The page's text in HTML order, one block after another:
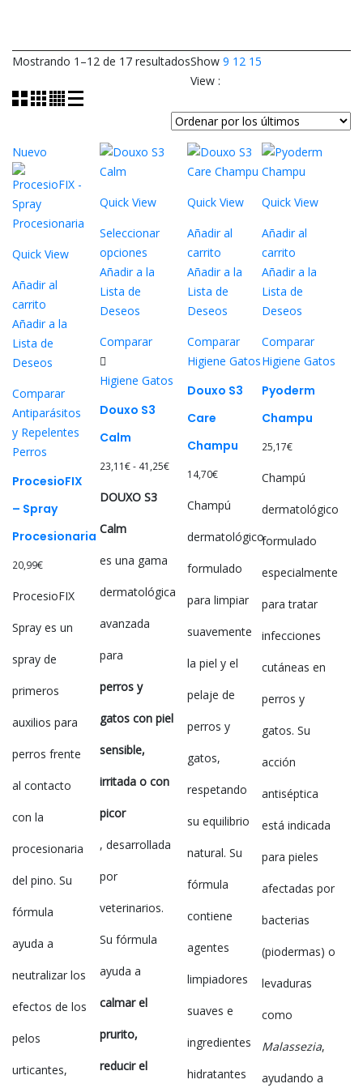
Mostrando 1–12 de 17 resultadosOrdenado
por
últimos
Show 9 12 15
View :
Nuevo
Quick View
Añadir al
carrito
Añadir a la
Lista de
Deseos
Comparar
Antiparásitos
y Repelentes
Perros
ProcesioFIX
– Spray
Procesionaria
20,99€
ProcesioFIX
Spray es un
spray de
primeros
auxilios para
perros frente
al contacto
con la
procesionaria
del pino. Su
fórmula
ayuda a
neutralizar los
efectos de los
pelos
urticantes,
Quick View
Seleccionar
opciones
Este
producto
tiene
variantes.
Las
opciones
se
elegir
en
página
de
Añadir a la
Lista de
Deseos
Comparar
Higiene Gatos
Douxo S3
Calm
23,11€- 41,25€Rango
precios:
23,11€
hasta
DOUXO S3
Calm
es una gama
dermatológica
avanzada
para
perros y
gatos con piel
sensible,
irritada o con
picor
, desarrollada
por
veterinarios.
Su fórmula
ayuda a
calmar el
prurito,
reducir el
Quick View
Añadir al
carrito
Añadir a la
Lista de
Deseos
Comparar
Higiene Gatos
Douxo S3
Care
Champu
14,70€
Champú
dermatológico
formulado
para limpiar
suavemente
la piel y el
pelaje de
perros y
gatos,
respetando
su equilibrio
natural. Su
fórmula
contiene
agentes
limpiadores
suaves e
ingredientes
hidratantes
Quick View
Añadir al
carrito
Añadir a la
Lista de
Deseos
Comparar
Higiene Gatos
Pyoderm
Champu
25,17€
Champú
dermatológico
formulado
especialmente
para tratar
infecciones
cutáneas en
perros y
gatos. Su
acción
antiséptica
está indicada
para pieles
afectadas por
bacterias
(piodermas) o
levaduras
como
Malassezia,
ayudando a